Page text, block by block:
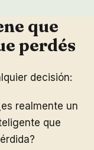
que
perdés
decisión:
realmente un
que